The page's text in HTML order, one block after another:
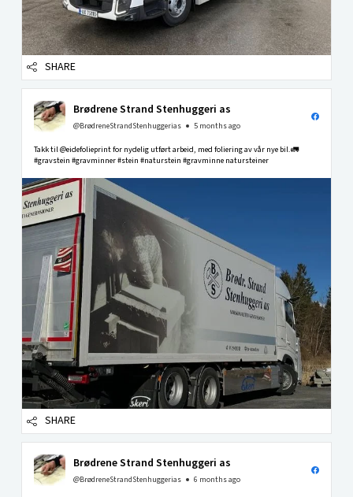
SHARE
Brødrene Strand Stenhuggeri as
@BrødreneStrandStenhuggerias 5 months ago
Takk til @eidefolieprint for nydelig utført arbeid, med foliering av vår nye bil.🚛
#gravstein #gravminner #stein #naturstein #gravminne natursteiner
SHARE
Brødrene Strand Stenhuggeri as
@BrødreneStrandStenhuggerias 6 months ago